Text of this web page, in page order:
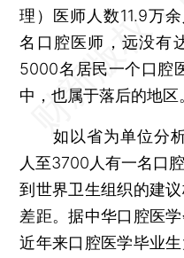
理）医师人数11.9万
名口腔医师，远没有
5000名居民一个口腔
中，也属于落后的地区
如以省为单位分析
人至3700人有一名口
到世界卫生组织的建
差距。据中华口腔医
近年来口腔医学毕业